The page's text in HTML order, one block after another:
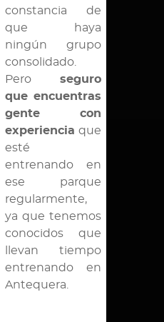
constancia de
que haya
ningún grupo
consolidado.
Pero seguro
que encuentras
gente con
experiencia que
esté
entrenando en
ese parque
regularmente,
ya que tenemos
conocidos que
llevan tiempo
entrenando en
Antequera.